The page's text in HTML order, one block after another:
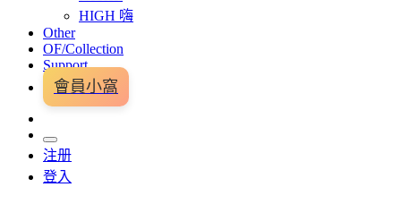
HIGH 嗨
Other
OF/Collection
Support
會員小窩
注册
登入